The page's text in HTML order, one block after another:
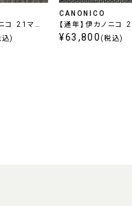
コ 21マイ
ベー
込)
CANONICO
【通年】伊カノニコ
クロン
¥63,800 (税込)